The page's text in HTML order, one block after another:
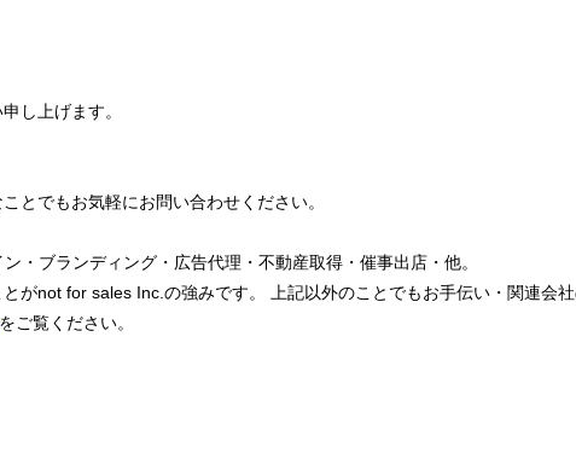
し上げます。
とでもお気軽にお問い合わせください。
・ブランディング・広告代理・不動産取得・催事出店・他。
がnot for sales Inc.の強みです。 上記以外のことでもお手伝い・関連会
をご覧ください。